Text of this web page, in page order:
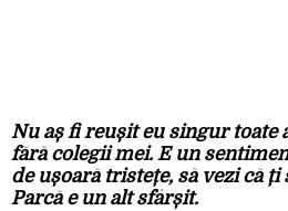
Nu aș fi reușit eu singur toate
fără colegii mei. E un
de ușoară tristețe, să vezi că
Parcă e un alt sfârșit.